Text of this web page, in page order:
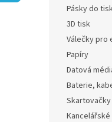
Pásky do
3D tisk
Válečky pro
Papíry
Datová
Baterie,
Skartovačky